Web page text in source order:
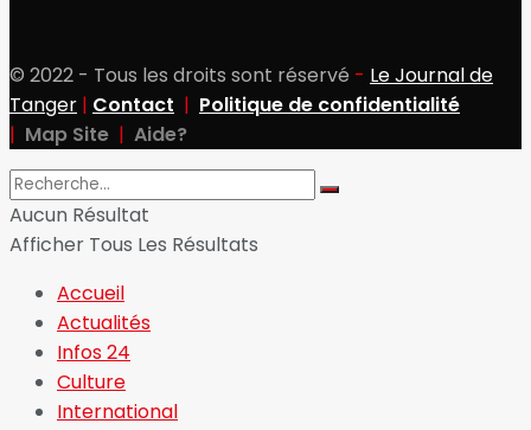
© 2022 - Tous les droits sont réservé - Le Journal de
Tanger | Contact | Politique de confidentialité
| Map Site | Aide?
Aucun Résultat
Afficher Tous Les Résultats
Accueil
Actualités
Infos 24
Culture
International